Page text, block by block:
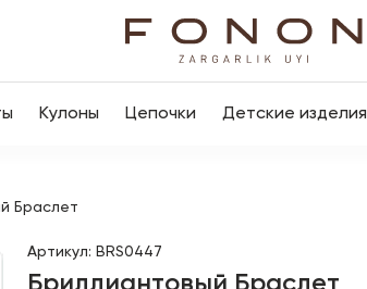
Кулоны Цепочки Детские изделия
Браслет
Артикул: BRS0447
Бриллиантовый Браслет